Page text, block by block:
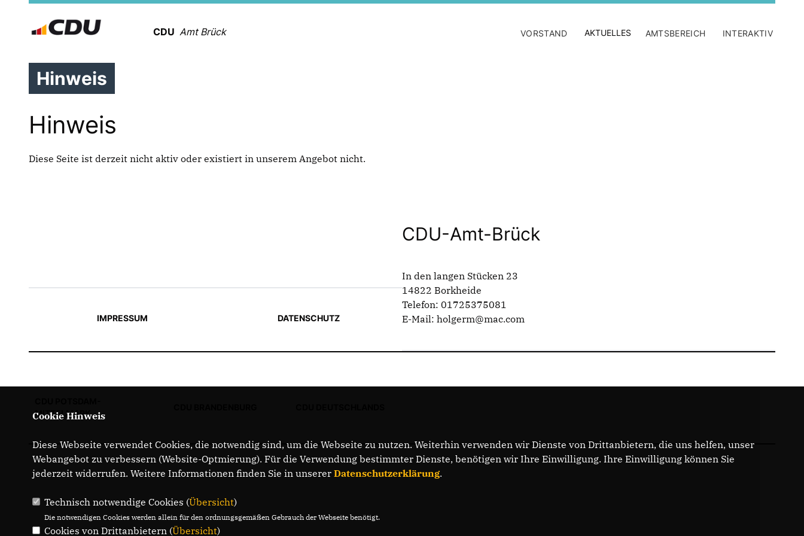
CDU Amt Brück VORSTAND AKTUELLES AMTSBEREICH INTERAKTIV
Hinweis
Hinweis
Diese Seite ist derzeit nicht aktiv oder existiert in unserem Angebot nicht.
IMPRESSUM DATENSCHUTZ
CDU-Amt-Brück
In den langen Stücken 23
14822 Borkheide
Telefon: 01725375081
E-Mail: holgerm@mac.com
MITTELMARK
Cookie Hinweis
Diese Webseite verwendet Cookies, die notwendig sind, um die Webseite zu nutzen. Weiterhin verwenden wir Dienste von Drittanbietern, die uns helfen, unser
Webangebot zu verbessern (Website-Optmierung). Für die Verwendung bestimmter Dienste, benötigen wir Ihre Einwilligung. Ihre Einwilligung können Sie
jederzeit widerrufen. Weitere Informationen finden Sie in unserer Datenschutzerklärung.
Technisch notwendige Cookies (Übersicht)
Die notwendigen Cookies werden allein für den ordnungsgemäßen Gebrauch der Webseite benötigt.
Cookies von Drittanbietern (Übersicht)